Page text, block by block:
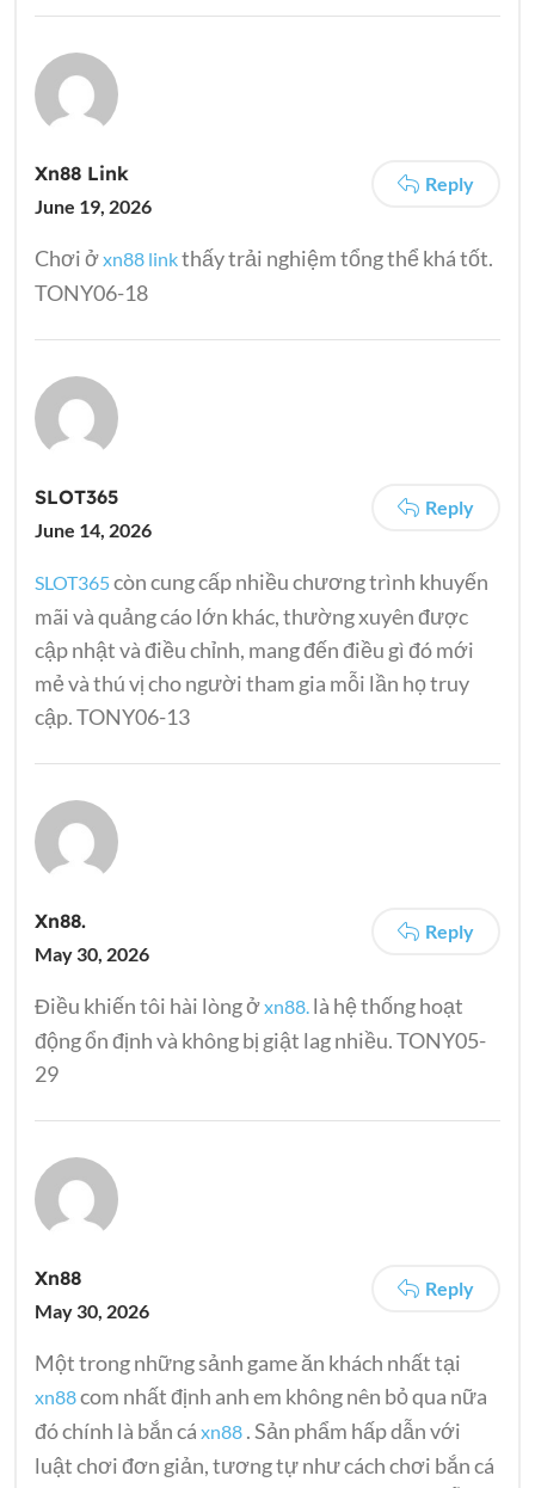
Xn88 Link
June 19, 2026
Reply
Chơi ởxn88 linkthấy trải nghiệm tổng thể khá tốt.
TONY06-18
SLOT365
June 14, 2026
Reply
SLOT365còn cung cấp nhiều chương trình khuyến
mãi và quảng cáo lớn khác, thường xuyên được
cập nhật và điều chỉnh, mang đến điều gì đó mới
mẻ và thú vị cho người tham gia mỗi lần họ truy
cập. TONY06-13
Xn88.
May 30, 2026
Reply
Điều khiến tôi hài lòng ởxn88. là hệ thống hoạt
động ổn định và không bị giật lag nhiều. TONY05-
29
Xn88
May 30, 2026
Reply
Một trong những sảnh game ăn khách nhất tại
xn88com nhất định anh em không nên bỏ qua nữa
đó chính là bắn cá xn88 . Sản phẩm hấp dẫn với
luật chơi đơn giản, tương tự như cách chơi bắn cá